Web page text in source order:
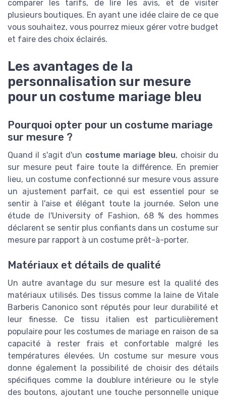
comparer les tarifs, de lire les avis, et de visiter
plusieurs boutiques. En ayant une idée claire de ce que
vous souhaitez, vous pourrez mieux gérer votre budget
et faire des choix éclairés.
Les avantages de la
personnalisation sur mesure
pour un costume mariage bleu
Pourquoi opter pour un costume mariage
sur mesure ?
Quand il s'agit d'un costume mariage bleu, choisir du
sur mesure peut faire toute la différence. En premier
lieu, un costume confectionné sur mesure vous assure
un ajustement parfait, ce qui est essentiel pour se
sentir à l'aise et élégant toute la journée. Selon une
étude de l'University of Fashion, 68 % des hommes
déclarent se sentir plus confiants dans un costume sur
mesure par rapport à un costume prêt-à-porter.
Matériaux et détails de qualité
Un autre avantage du sur mesure est la qualité des
matériaux utilisés. Des tissus comme la laine de Vitale
Barberis Canonico sont réputés pour leur durabilité et
leur finesse. Ce tissu italien est particulièrement
populaire pour les costumes de mariage en raison de sa
capacité à rester frais et confortable malgré les
températures élevées. Un costume sur mesure vous
donne également la possibilité de choisir des détails
spécifiques comme la doublure intérieure ou le style
des boutons, ajoutant une touche personnelle unique